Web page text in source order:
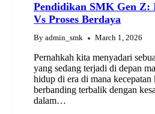
Pendidikan SMK Gen Z:
Vs Proses Berdaya
By admin_smk March 1, 2026
Pernahkah kita menyadari
yang sedang terjadi di depan
hidup di era di mana
berbanding terbalik dengan
dalam…